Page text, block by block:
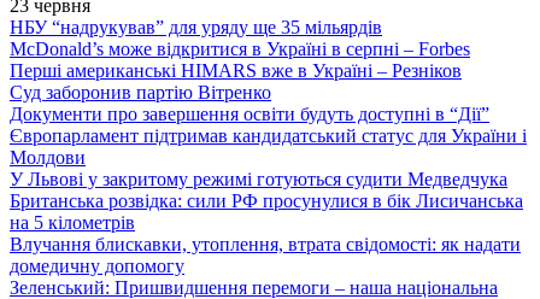
23 червня
НБУ “надрукував” для уряду ще 35 мільярдів
McDonald’s може відкритися в Україні в серпні – Forbes
Перші американські HIMARS вже в Україні – Резніков
Суд заборонив партію Вітренко
Документи про завершення освіти будуть доступні в “Дії”
Європарламент підтримав кандидатський статус для України і
Молдови
У Львові у закритому режимі готуються судити Медведчука
Британська розвідка: сили РФ просунулися в бік Лисичанська
на 5 кілометрів
Влучання блискавки, утоплення, втрата свідомості: як надати
домедичну допомогу
Зеленський: Пришвидшення перемоги – наша національна